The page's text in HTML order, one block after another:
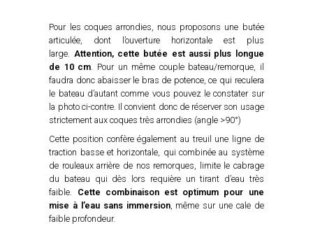
Pour les coques arrondies, nous proposons une butée
articulée, dont l’ouverture horizontale est plus
large. Attention, cette butée est aussi plus longue
de 10 cm. Pour un même couple bateau/remorque, il
faudra donc abaisser le bras de potence, ce qui reculera
le bateau d’autant comme vous pouvez le constater sur
la photo ci-contre. Il convient donc de réserver son usage
strictement aux coques très arrondies (angle >90°)
Cette position confère également au treuil une ligne de
traction basse et horizontale, qui combinée au système
de rouleaux arrière de nos remorques, limite le cabrage
du bateau qui dès lors requière un tirant d’eau très
faible.
Cette combinaison est optimum pour une
mise à l’eau sans immersion, même sur une cale de
faible profondeur.